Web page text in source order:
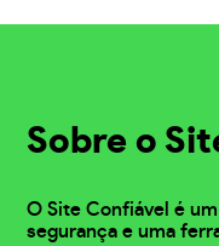
Sobre o
O Site Confiável é
segurança e uma